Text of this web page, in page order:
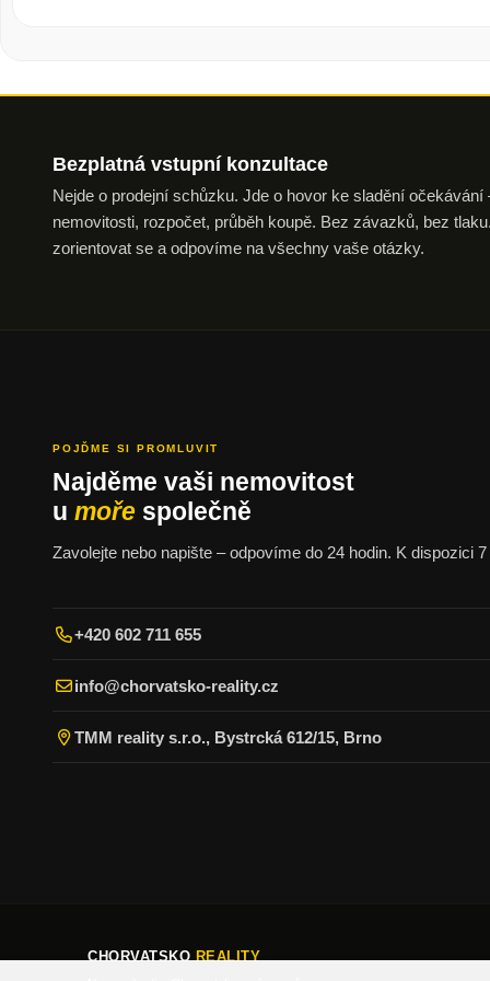
Bezplatná vstupní konzultace
Nejde o prodejní schůzku. Jde o hovor ke sladění
nemovitosti, rozpočet, průběh koupě. Bez závazků, bez
zorientovat se a odpovíme na všechny vaše otázky.
POJĎME SI PROMLUVIT
Najděme vaši nemovitost
u moře společně
Zavolejte nebo napište – odpovíme do 24 hodin. K dispozici
+420 602 711 655
info@chorvatsko-reality.cz
TMM reality s.r.o., Bystrcká 612/15, Brno
CHORVATSKOREALITY